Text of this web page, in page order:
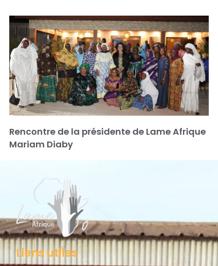
Rencontre de la présidente de Lame Afrique
Mariam Diaby
Liens utiles